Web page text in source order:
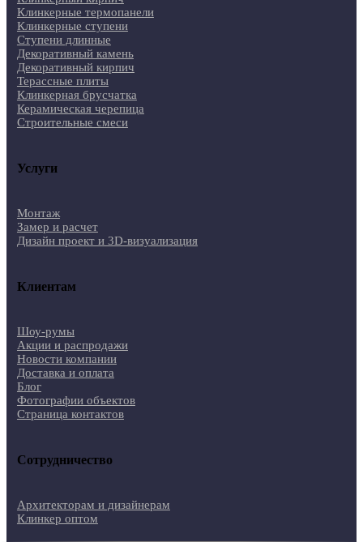
Клинкерные термопанели
Клинкерные ступени
Ступени длинные
Декоративный камень
Декоративный кирпич
Терассные плиты
Клинкерная брусчатка
Керамическая черепица
Строительные смеси
Услуги
Монтаж
Замер и расчет
Дизайн проект и 3D-визуализация
Клиентам
Шоу-румы
Акции и распродажи
Новости компании
Доставка и оплата
Блог
Фотографии объектов
Страница контактов
Сотрудничество
Архитекторам и дизайнерам
Клинкер оптом